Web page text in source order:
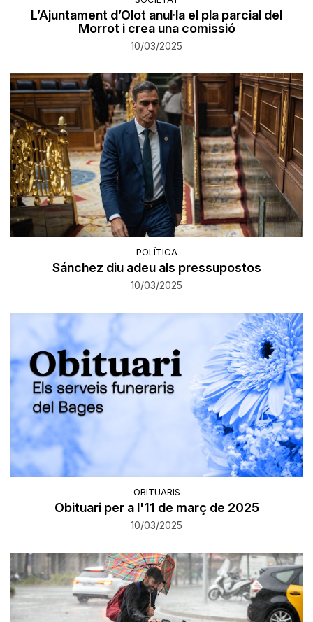
L’Ajuntament d’Olot anul·la el pla parcial del
Morrot i crea una comissió
10/03/2025
POLÍTICA
Sánchez diu adeu als pressupostos
10/03/2025
OBITUARIS
Obituari per a l'11 de març de 2025
10/03/2025